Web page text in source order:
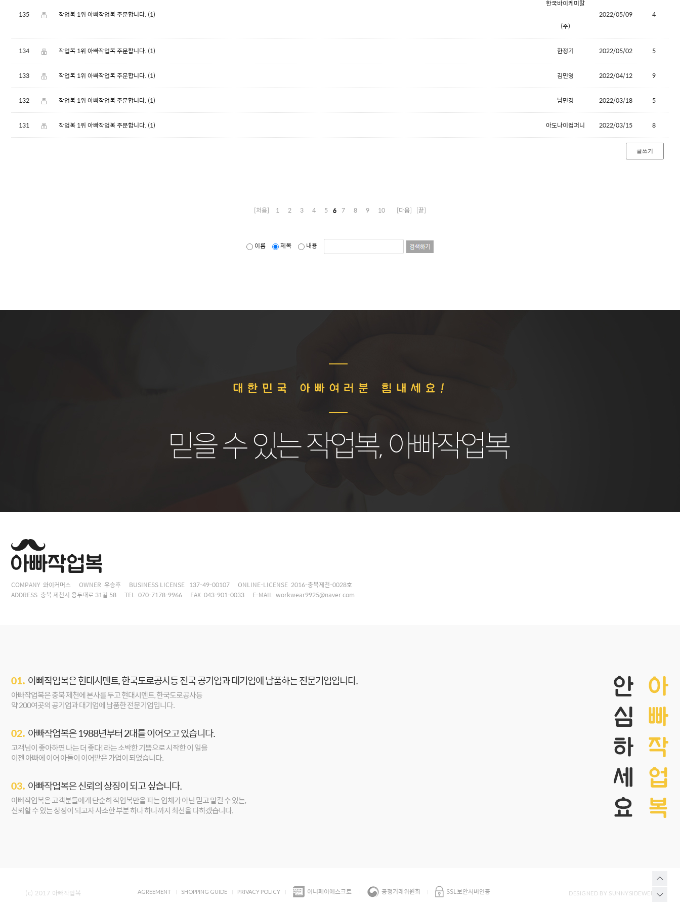
135 작업복 1위 아빠작업복 주문합니다. (1)
한국바이케미칼
(주)
2022/05/09 4
134 작업복 1위 아빠작업복 주문합니다. (1) 한정기 2022/05/02 5
133 작업복 1위 아빠작업복 주문합니다. (1) 김민영 2022/04/12 9
132 작업복 1위 아빠작업복 주문합니다. (1) 남민경 2022/03/18 5
131 작업복 1위 아빠작업복 주문합니다. (1) 아도나이컴퍼니 2022/03/15 8
글쓰기
[처음] 1 2 3 4 5 6 7 8 9 10 [다음] [끝]
이름 제목 내용
COMPANY 와이커머스 OWNER 유승후 BUSINESS LICENSE 137-49-00107
ONLINE-LICENSE 2016-충북제천-0028호
ADDRESS 충북 제천시 용두대로 31길 58
TEL 070-7178-9966 FAX 043-901-0033 E-MAIL workwear9925@naver.com
01. 아빠작업복은 현대시멘트, 한국도로공사등 전국 공기업과 대기업에 납품하는 전문기업입니다.
아빠작업복은 충북 제천에 본사를 두고 현대시멘트, 한국도로공사등
약 200여곳의 공기업과 대기업에 납품한 전문기업입니다.
02. 아빠작업복은 1988년부터 2대를 이어오고 있습니다.
고객님이 좋아하면 나는 더 좋다! 라는 소박한 기쁨으로 시작한 이 일을
이젠 아빠에 이어 아들이 이어받은 가업이 되었습니다.
03. 아빠작업복은 신뢰의 상징이 되고 싶습니다.
아빠작업복은 고객분들에게 단순히 작업복만을 파는 업체가 아닌 믿고 맡길 수 있는,
신뢰할 수 있는 상징이 되고자 사소한 부분 하나 하나까지 최선을 다하겠습니다.
(c) 2017 아빠작업복 AGREEMENT SHOPPING GUIDE PRIVACY POLICY 이니페이에스크로 공정거래위원회 SSL보안서버인증 DESIGNED BY SUNNYSIDEWEB